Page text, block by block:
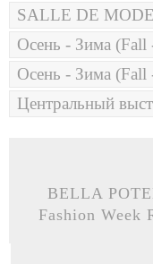
SALLE DE MODE
Осень - Зима (Fall
Осень - Зима (Fall
Центральный
BELLA
Fashion Week